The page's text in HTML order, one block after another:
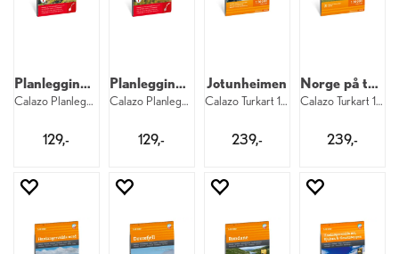
Planleggingskart Sør-Norge
Calazo Planleggingskart 1:500 000 Sør
129,-
Planleggingskart Nord-Norge
Calazo Planleggingskart 1:500 000 Nord
129,-
Jotunheimen
Calazo Turkart 1:50 000 Jotunheimen
239,-
Norge på tvers
Calazo Turkart 1:50 000
239,-